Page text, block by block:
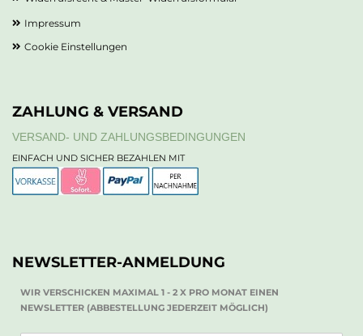
Impressum
Cookie Einstellungen
ZAHLUNG & VERSAND
VERSAND- UND ZAHLUNGSBEDINGUNGEN
EINFACH UND SICHER BEZAHLEN MIT
NEWSLETTER-ANMELDUNG
WIR VERSCHICKEN MAXIMAL 1 - 2 X PRO MONAT EINEN
NEWSLETTER (ABBESTELLUNG JEDERZEIT MÖGLICH)